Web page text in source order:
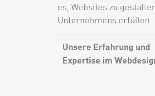
es, Websites zu
Unternehmens erfüllen.
Unsere Erfahrung und
Expertise im